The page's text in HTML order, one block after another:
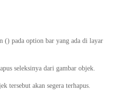
() pada option bar yang ada di layar
seleksinya dari gambar objek.
tersebut akan segera terhapus.